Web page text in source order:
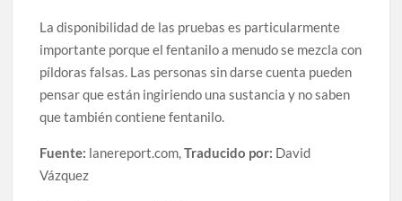
La disponibilidad de las pruebas es particularmente
importante porque el fentanilo a menudo se mezcla con
píldoras falsas. Las personas sin darse cuenta pueden
pensar que están ingiriendo una sustancia y no saben
que también contiene fentanilo.
Fuente: lanereport.com,Traducido por: David
Vázquez